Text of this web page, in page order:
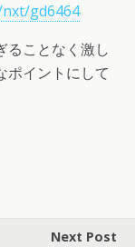
gd6464
ることなく激し
ポイントにして
Next Post